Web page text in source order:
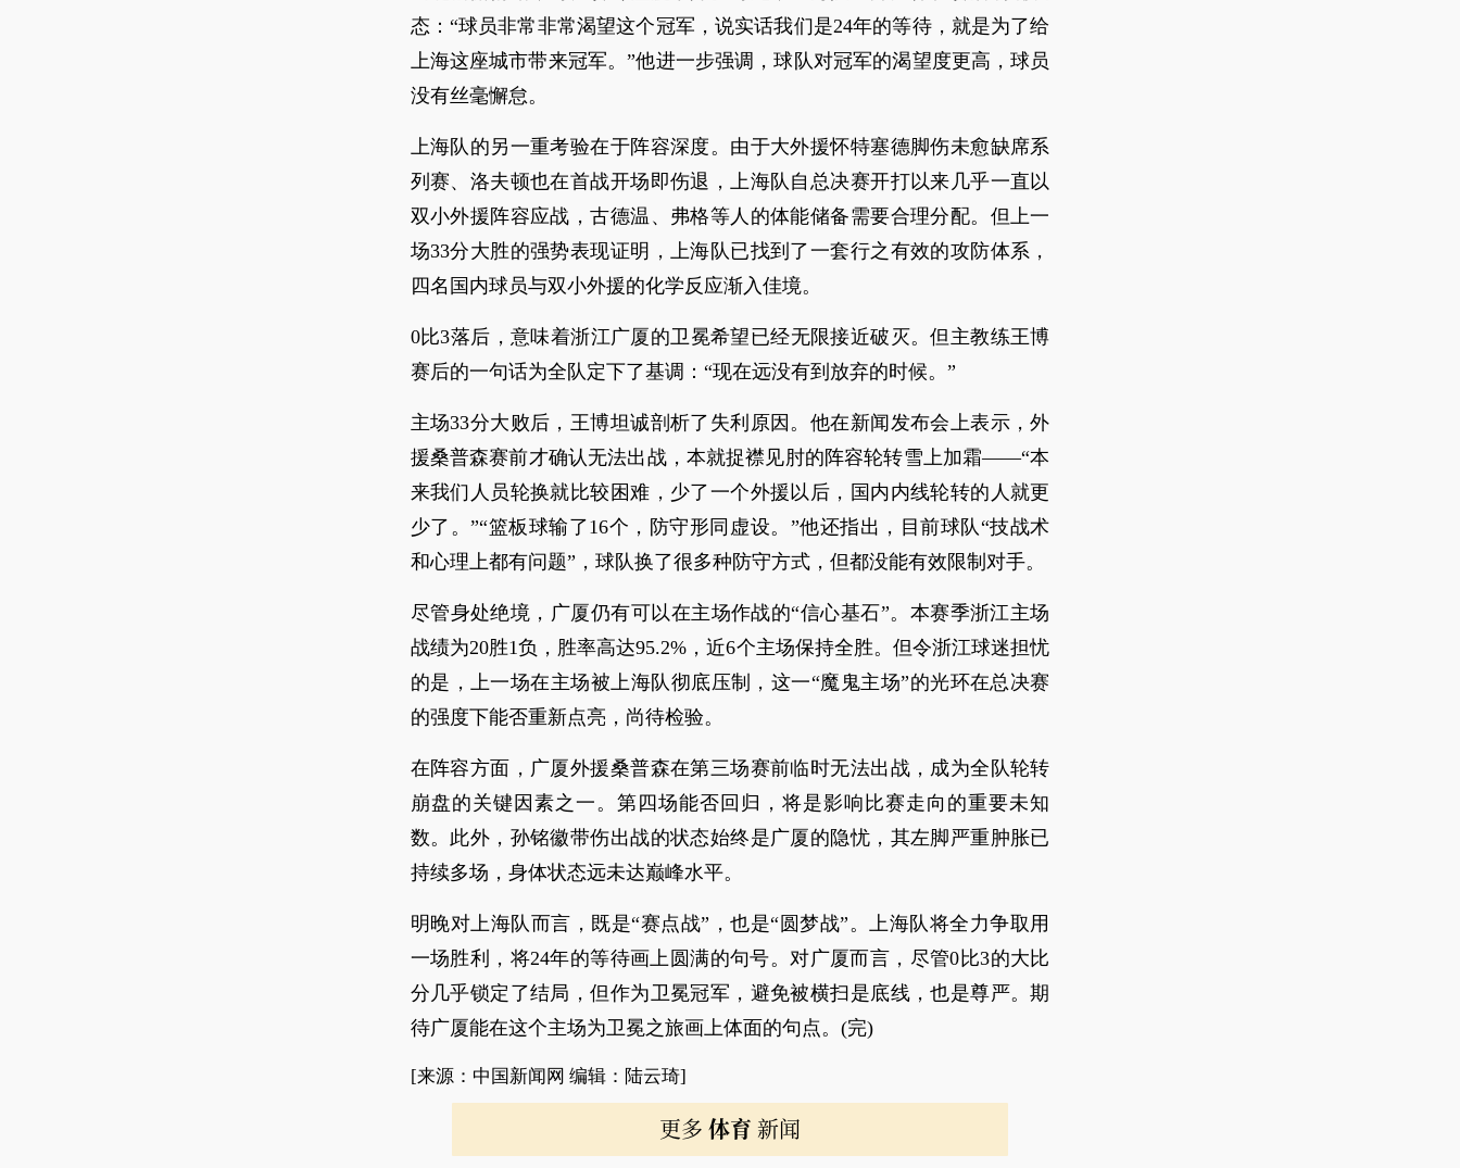
态：“球员非常非常渴望这个冠军，说实话我们是24年的等待，就是为了给
上海这座城市带来冠军。”他进一步强调，球队对冠军的渴望度更高，球员
没有丝毫懈怠。
上海队的另一重考验在于阵容深度。由于大外援怀特塞德脚伤未愈缺席系
列赛、洛夫顿也在首战开场即伤退，上海队自总决赛开打以来几乎一直以
双小外援阵容应战，古德温、弗格等人的体能储备需要合理分配。但上一
场33分大胜的强势表现证明，上海队已找到了一套行之有效的攻防体系，
四名国内球员与双小外援的化学反应渐入佳境。
0比3落后，意味着浙江广厦的卫冕希望已经无限接近破灭。但主教练王博
赛后的一句话为全队定下了基调：“现在远没有到放弃的时候。”
主场33分大败后，王博坦诚剖析了失利原因。他在新闻发布会上表示，外
援桑普森赛前才确认无法出战，本就捉襟见肘的阵容轮转雪上加霜——“本
来我们人员轮换就比较困难，少了一个外援以后，国内内线轮转的人就更
少了。”“篮板球输了16个，防守形同虚设。”他还指出，目前球队“技战术
和心理上都有问题”，球队换了很多种防守方式，但都没能有效限制对手。
尽管身处绝境，广厦仍有可以在主场作战的“信心基石”。本赛季浙江主场
战绩为20胜1负，胜率高达95.2%，近6个主场保持全胜。但令浙江球迷担忧
的是，上一场在主场被上海队彻底压制，这一“魔鬼主场”的光环在总决赛
的强度下能否重新点亮，尚待检验。
在阵容方面，广厦外援桑普森在第三场赛前临时无法出战，成为全队轮转
崩盘的关键因素之一。第四场能否回归，将是影响比赛走向的重要未知
数。此外，孙铭徽带伤出战的状态始终是广厦的隐忧，其左脚严重肿胀已
持续多场，身体状态远未达巅峰水平。
明晚对上海队而言，既是“赛点战”，也是“圆梦战”。上海队将全力争取用
一场胜利，将24年的等待画上圆满的句号。对广厦而言，尽管0比3的大比
分几乎锁定了结局，但作为卫冕冠军，避免被横扫是底线，也是尊严。期
待广厦能在这个主场为卫冕之旅画上体面的句点。(完)
[来源：中国新闻网 编辑：陆云琦]
更多 体育 新闻